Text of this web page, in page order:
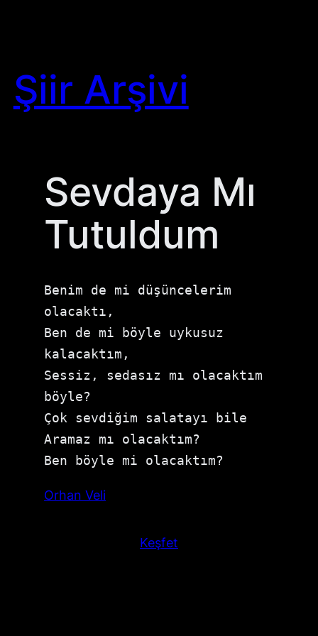
Şiir Arşivi
Sevdaya Mı
Tutuldum
Benim de mi düşüncelerim
olacaktı,
Ben de mi böyle uykusuz
kalacaktım,
Sessiz, sedasız mı olacaktım
böyle?
Çok sevdiğim salatayı bile
Aramaz mı olacaktım?
Ben böyle mi olacaktım?
Orhan Veli
Keşfet